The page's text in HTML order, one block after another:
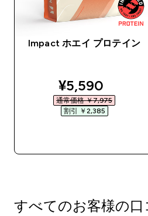
Impact ホエイ プロテイン
discounted
¥5,590‎
通常価格 ￥7,975‎
割引 ￥2,385‎
すべてのお客様の口